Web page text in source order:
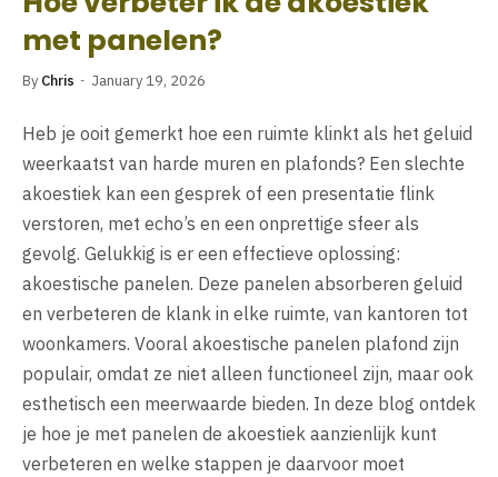
met panelen?
By Chris January 19, 2026
Heb je ooit gemerkt hoe een ruimte klinkt als het geluid
weerkaatst van harde muren en plafonds? Een slechte
akoestiek kan een gesprek of een presentatie flink
verstoren, met echo’s en een onprettige sfeer als
gevolg. Gelukkig is er een effectieve oplossing:
akoestische panelen. Deze panelen absorberen geluid
en verbeteren de klank in elke ruimte, van kantoren tot
woonkamers. Vooral akoestische panelen plafond zijn
populair, omdat ze niet alleen functioneel zijn, maar ook
esthetisch een meerwaarde bieden. In deze blog ontdek
je hoe je met panelen de akoestiek aanzienlijk kunt
verbeteren en welke stappen je daarvoor moet